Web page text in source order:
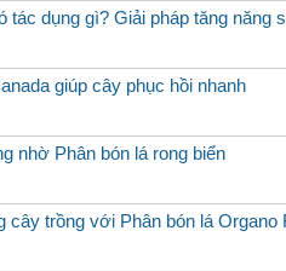
tác dụng gì? Giải pháp tăng năng
giúp cây phục hồi nhanh
nhờ Phân bón lá rong biển
trồng với Phân bón lá Organo